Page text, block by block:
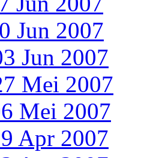
Jun 2007
Jun 2007
Mei 2007
Mei 2007
Apr 2007